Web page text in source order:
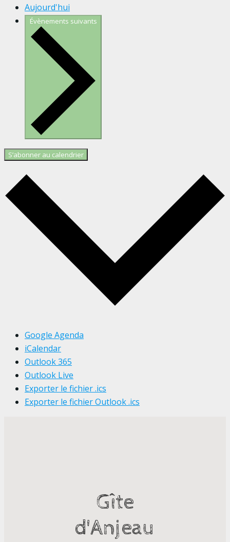
Aujourd'hui
Évènements suivants
S’abonner au calendrier
Google Agenda
iCalendar
Outlook 365
Outlook Live
Exporter le fichier .ics
Exporter le fichier Outlook .ics
Gîte
d'Anjeau